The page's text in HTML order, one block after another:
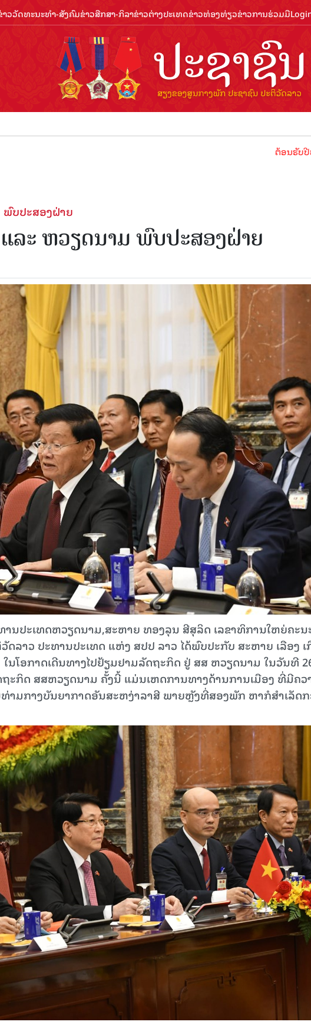
າວວັດທະນະທຳ-ສັງຄົມຂ່າວສືກສາ-ກິລາຂ່າວຕ່າງປະເທດຂ່າວທ່ອງທ່ຽວຂ່າວການຮ່ວມມື
ຕ້ອນຮັບປີທ່ອງທ່ຽວ
ພົບປະສອງຝ່າຍ
ລະ ຫວຽດນາມ ພົບປະສອງຝ່າຍ
ນປະເທດຫວຽດນາມ,ສະຫາຍ ທອງລຸນ ສີສຸລິດ ເລຂາທິການໃຫຍ່ຄະນ
ລາວ ປະທານປະເທດ ແຫ່ງ ສປປ ລາວ ໄດ້ພົບປະກັບ ສະຫາຍ ເລືອງ ເ
ໂອກາດເດີນທາງໄປຢ້ຽມຢາມລັດຖະກິດ ຢູ່ ສສ ຫວຽດນາມ ໃນວັນທີ
ະກິດ ສສຫວຽດນາມ ຄັ້ງນີ້ ແມ່ນເຫດການທາງດ້ານການເມືອງ ທີ່ມີຄວ
ມກາງບັນຍາກາດອັນສະຫງ່າລາສີ ພາຍຫຼັງທີ່ສອງພັກ ຫາກໍສໍາເລັດ
15.040(07-08-2026)